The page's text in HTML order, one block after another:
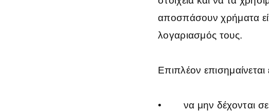
αποσπάσουν χρήματα
λογαριασμός τους.
Επιπλέον επισημαίνεται
•
να μην δέχονται